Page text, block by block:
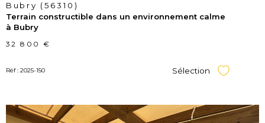
Bubry (56310)
Terrain constructible dans un environnement calme
à Bubry
32 800 €
Réf : 2025-150 Sélection Sélectionner